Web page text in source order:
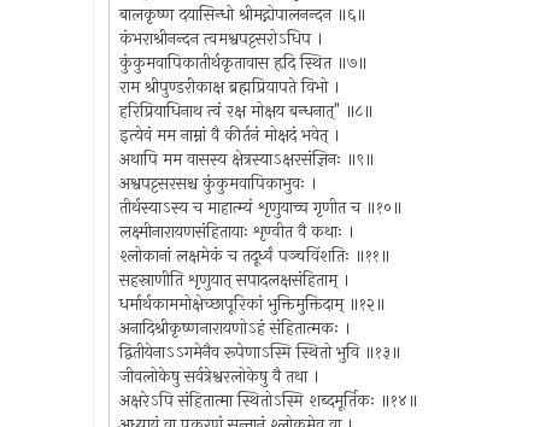
बालकृष्ण दयासिन्धो श्रीमद्गोपालनन्दन ॥६॥
कंभराश्रीनन्दन त्वमश्वपट्टसरोऽधिप ।
कुंकुमवापिकातीर्थकृतावास हृदि स्थित ॥७॥
राम श्रीपुण्डरीकाक्ष ब्रह्मप्रियापते विभो ।
हरिप्रियाधिनाथ त्वं रक्ष मोक्षय बन्धनात्" ॥८॥
इत्येवं मम नाम्नां वै कीर्तनं मोक्षदं भवेत् ।
अथापि मम वासस्य क्षेत्रस्याऽक्षरसंज्ञिनः ॥९॥
अश्वपट्टसरसश्च कुंकुमवापिकाभुवः ।
तीर्थस्याऽस्य च माहात्म्यं शृणुयाच्च गृणीत च ॥१०॥
लक्ष्मीनारायणसंहितायाः शृण्वीत वै कथाः ।
श्लोकानां लक्षमेकं च तदूर्ध्वं पञ्चविंशतिः ॥११॥
सहस्राणीति शृणुयात् सपादलक्षसंहिताम् ।
धर्मार्थकाममोक्षेच्छापूरिकां भुक्तिमुक्तिदाम् ॥१२॥
अनादिश्रीकृष्णनारायणोऽहं संहितात्मकः ।
द्वितीयेनाऽऽगमेनैव रूपेणाऽस्मि स्थितो भुवि ॥१३॥
जीवलोकेषु सर्वत्रेश्वरलोकेषु वै तथा ।
अक्षरेऽपि संहितात्मा स्थितोऽस्मि शब्दमूर्तिकः ॥१४॥